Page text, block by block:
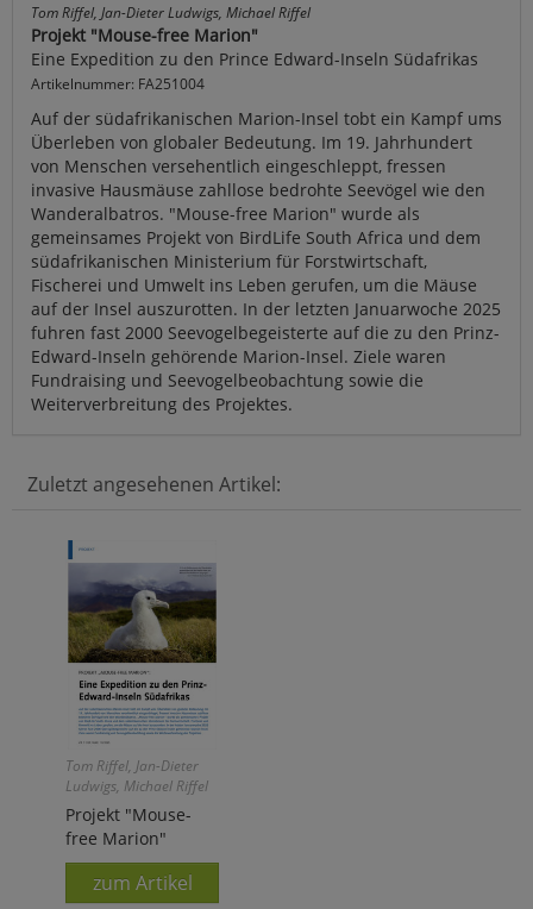
Tom Riffel, Jan-Dieter Ludwigs, Michael Riffel
Projekt "Mouse-free Marion"
Eine Expedition zu den Prince Edward-Inseln Südafrikas
Artikelnummer: FA251004
Auf der südafrikanischen Marion-Insel tobt ein Kampf ums
Überleben von globaler Bedeutung. Im 19. Jahrhundert
von Menschen versehentlich eingeschleppt, fressen
invasive Hausmäuse zahllose bedrohte Seevögel wie den
Wanderalbatros. "Mouse-free Marion" wurde als
gemeinsames Projekt von BirdLife South Africa und dem
südafrikanischen Ministerium für Forstwirtschaft,
Fischerei und Umwelt ins Leben gerufen, um die Mäuse
auf der Insel auszurotten. In der letzten Januarwoche 2025
fuhren fast 2000 Seevogelbegeisterte auf die zu den Prinz-
Edward-Inseln gehörende Marion-Insel. Ziele waren
Fundraising und Seevogelbeobachtung sowie die
Weiterverbreitung des Projektes.
Zuletzt angesehenen Artikel:
Tom Riffel, Jan-Dieter
Ludwigs, Michael Riffel
Projekt "Mouse-
free Marion"
zum Artikel